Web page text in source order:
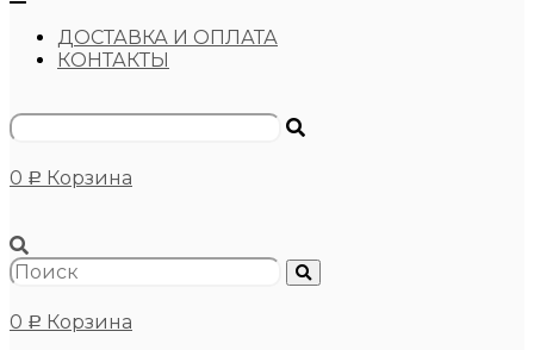
ДОСТАВКА И ОПЛАТА
КОНТАКТЫ
0 Р Корзина
0 Р Корзина